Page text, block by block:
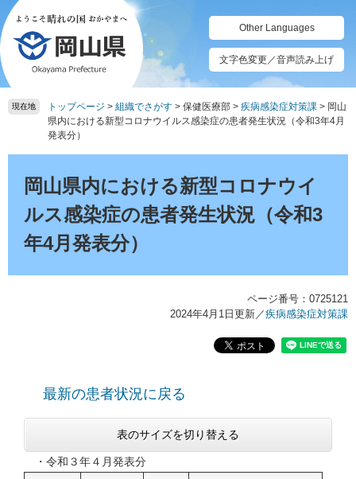
ペ
ー
ジ
の
先
頭
メ
ニ
ュ
ー
を
飛
本
Other Languages
文字色変更／音声読み上げ
現在地 トップページ > 組織でさがす > 保健医療部 > 疾病感染症対策課 > 岡山
県内における新型コロナウイルス感染症の患者発生状況（令和3年4月
発表分）
岡山県内における新型コロナウイ
ルス感染症の患者発生状況（令和3
年4月発表分）
ページ番号：0725121
2024年4月1日更新／疾病感染症対策課
最新の患者状況に戻る
表のサイズを切り替える
・令和３年４月発表分